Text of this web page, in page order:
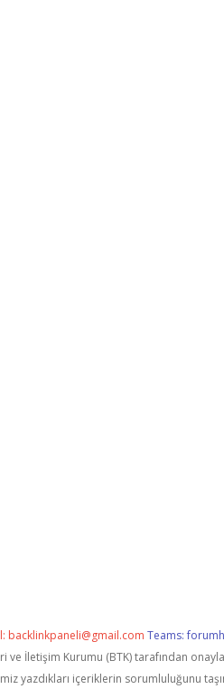
backlinkpaneli@gmail.com Teams:
ve İletişim Kurumu (BTK) tarafından
yazdıkları içeriklerin sorumluluğunu